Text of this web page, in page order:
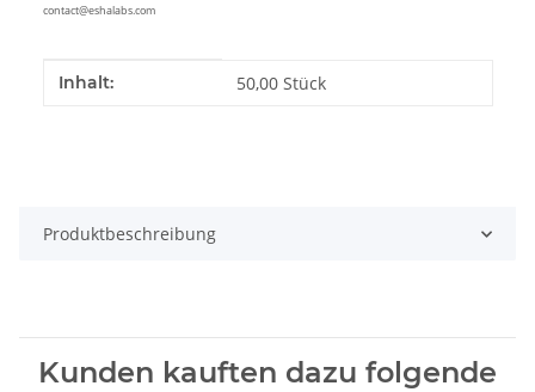
contact@eshalabs.com
Produkteigenschaft
Wert
Inhalt: 50,00 Stück
Produktbeschreibung
Kunden kauften dazu folgende